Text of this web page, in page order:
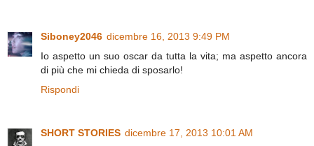
Siboney2046 dicembre 16, 2013 9:49 PM
Io aspetto un suo oscar da tutta la vita; ma aspetto ancora
di più che mi chieda di sposarlo!
Rispondi
SHORT STORIES dicembre 17, 2013 10:01 AM